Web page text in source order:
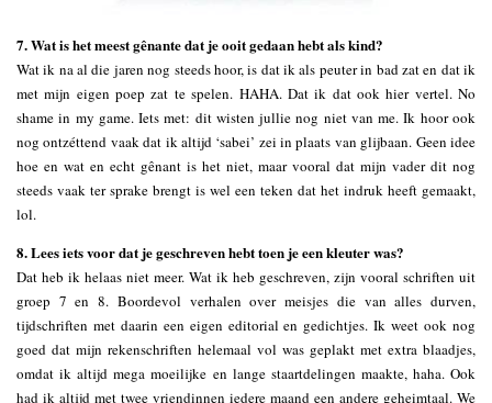
7. Wat is het meest gênante dat je ooit gedaan hebt als kind?
Wat ik na al die jaren nog steeds hoor, is dat ik als peuter in bad zat en dat ik
met mijn eigen poep zat te spelen. HAHA. Dat ik dat ook hier vertel. No
shame in my game. Iets met: dit wisten jullie nog niet van me. Ik hoor ook
nog ontzéttend vaak dat ik altijd ‘sabei’ zei in plaats van glijbaan. Geen idee
hoe en wat en echt gênant is het niet, maar vooral dat mijn vader dit nog
steeds vaak ter sprake brengt is wel een teken dat het indruk heeft gemaakt,
lol.
8. Lees iets voor dat je geschreven hebt toen je een kleuter was?
Dat heb ik helaas niet meer. Wat ik heb geschreven, zijn vooral schriften uit
groep 7 en 8. Boordevol verhalen over meisjes die van alles durven,
tijdschriften met daarin een eigen editorial en gedichtjes. Ik weet ook nog
goed dat mijn rekenschriften helemaal vol was geplakt met extra blaadjes,
omdat ik altijd mega moeilijke en lange staartdelingen maakte, haha. Ook
had ik altijd met twee vriendinnen iedere maand een andere geheimtaal. We